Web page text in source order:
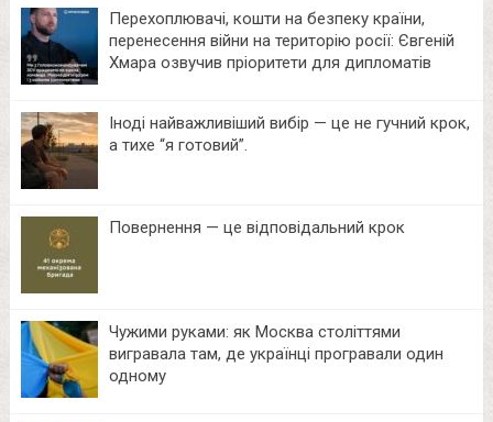
Перехоплювачі, кошти на безпеку країни,
перенесення війни на територію росії: Євгеній
Хмара озвучив пріоритети для дипломатів
Іноді найважливіший вибір — це не гучний крок,
а тихе “я готовий”.
Повернення — це відповідальний крок
Чужими руками: як Москва століттями
вигравала там, де українці програвали один
одному